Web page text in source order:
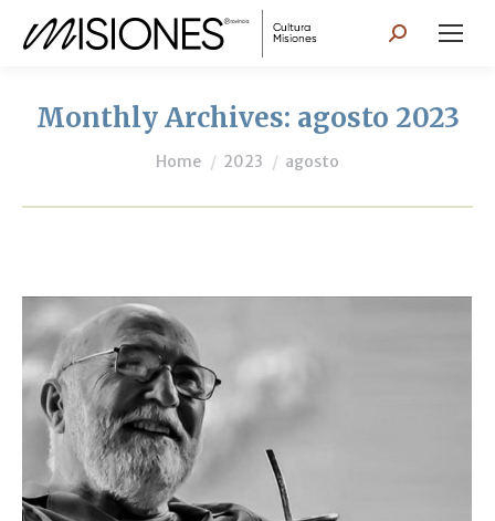
Search:
Monthly Archives: agosto 2023
You are here:
Home 2023 agosto